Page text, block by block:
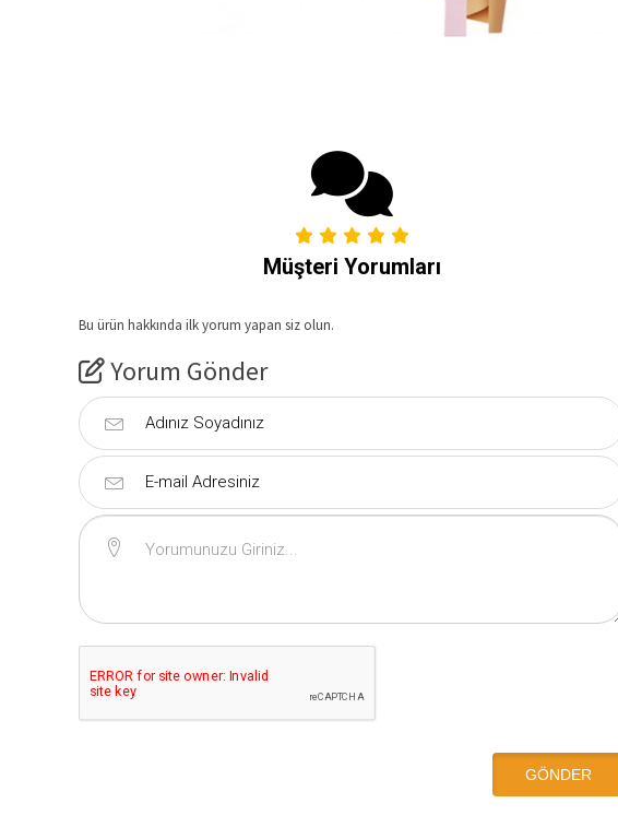
Müşteri Yorumları
Bu ürün hakkında ilk yorum yapan siz olun.
Yorum Gönder